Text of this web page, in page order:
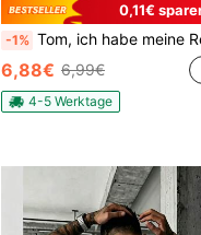
0,11€
-1% Tom, ich habe meine Reise nach New York überlebt. Lustiges und originelles T-Shirt mit einem gelben Spinnen-Taxi im Vintage-Stil der 80er-Jahre, Unisex für
6,88€ 6,99€
4-5 Werktage